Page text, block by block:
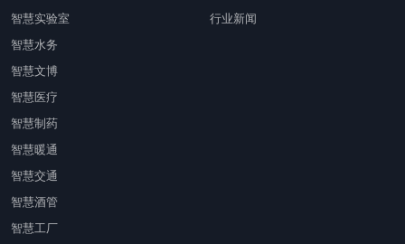
智慧实验室
智慧水务
智慧文博
智慧医疗
智慧制药
智慧暖通
智慧交通
智慧酒管
智慧工厂
行业新闻